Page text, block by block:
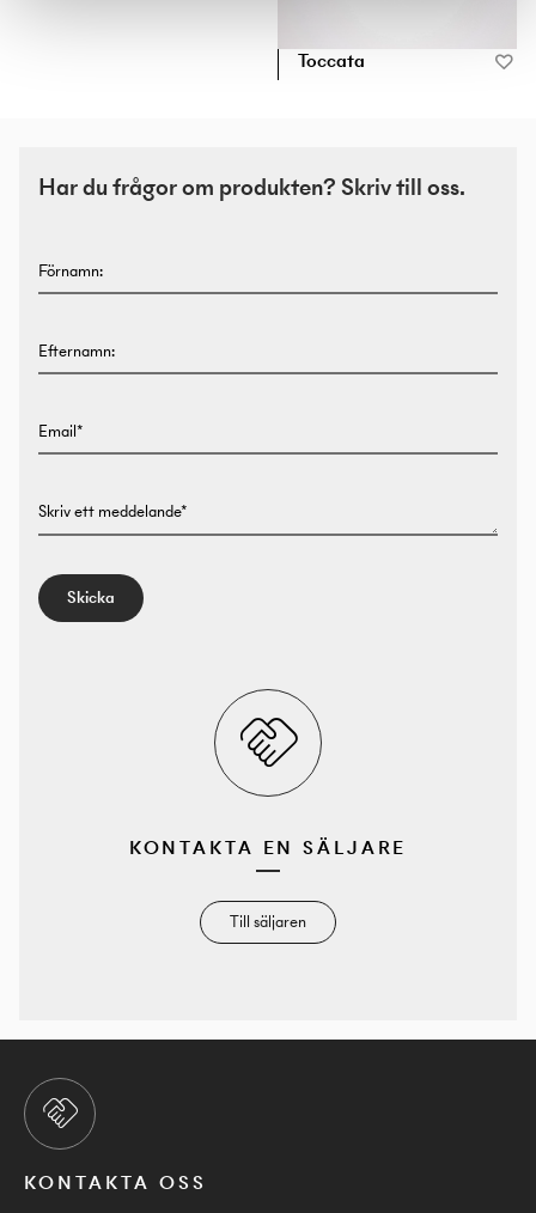
Toccata
Har du frågor om produkten? Skriv till oss.
Förnamn:
Efternamn:
Email*
Skriv ett meddelande*
Skicka
KONTAKTA EN SÄLJARE
Till säljaren
KONTAKTA OSS